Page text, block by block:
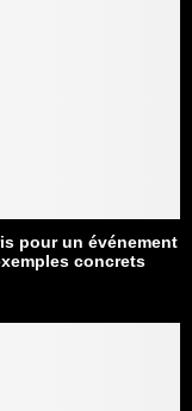
pour un événement
concrets